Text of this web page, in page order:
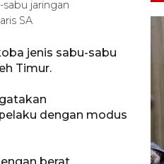
jaringan
SA
jenis sabu-sabu
Timur.
dengan modus
berat